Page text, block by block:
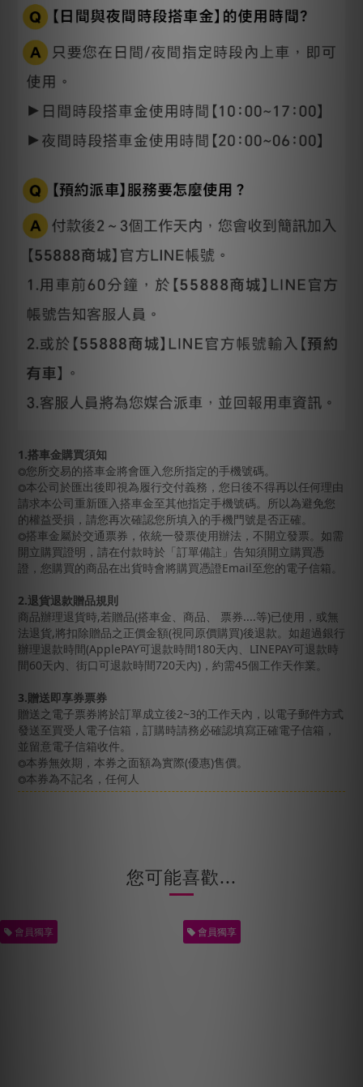
1.搭車金購買須知
◎您所交易的搭車金將會匯入您所指定的手機號碼。
◎本公司於匯出後即視為履行交付義務，您日後不得再以任何理由
請求本公司重新匯入搭車金至其他指定手機號碼。所以為避免您
的權益受損，請您再次確認您所填入的手機門號是否正確。
◎搭車金屬於交通票券，依統一發票使用辦法，不開立發票。如需
開立購買證明，請在付款時於「訂單備註」告知須開立購買憑
證，您購買的商品在出貨時會將購買憑證Email至您的電子信箱。
2.退貨退款贈品規則
商品辦理退貨時,若贈品(搭車金、商品、 票券....等)已使用，或無
法退貨,將扣除贈品之正價金額(視同原價購買)後退款。如超過銀行
辦理退款時間(ApplePAY可退款時間180天內、LINEPAY可退款時
間60天內、街口可退款時間720天內)，約需45個工作天作業。
3.贈送即享券票券
贈送之電子票券將於訂單成立後2~3的工作天內，以電子郵件方式
發送至買受人電子信箱，訂購時請務必確認填寫正確電子信箱，
並留意電子信箱收件。
◎本券無效期，本券之面額為實際(優惠)售價。
◎本券為不記名，任何人
您可能喜歡...
會員獨享 會員獨享